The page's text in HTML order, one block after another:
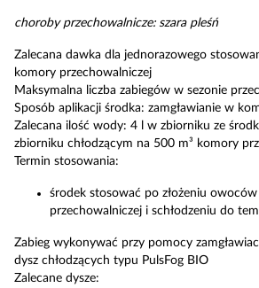
choroby przechowalnicze: szara pleśń
Zalecana dawka dla jednorazowego
komory przechowalniczej
Maksymalna liczba zabiegów w sezonie
Sposób aplikacji środka: zamgławianie w
Zalecana ilość wody: 4 l w zbiorniku ze
zbiorniku chłodzącym na 500 m³ komory
Termin stosowania:
środek stosować po złożeniu
przechowalniczej i schłodzeniu do
Zabieg wykonywać przy pomocy
dysz chłodzących typu PulsFog BIO
Zalecane dysze: